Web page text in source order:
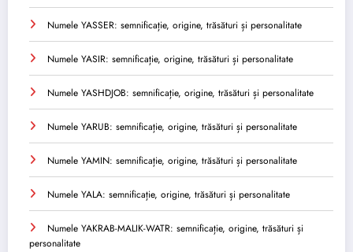
Numele YASSER: semnificație, origine, trăsături și personalitate
Numele YASIR: semnificație, origine, trăsături și personalitate
Numele YASHDJOB: semnificație, origine, trăsături și personalitate
Numele YARUB: semnificație, origine, trăsături și personalitate
Numele YAMIN: semnificație, origine, trăsături și personalitate
Numele YALA: semnificație, origine, trăsături și personalitate
Numele YAKRAB-MALIK-WATR: semnificație, origine, trăsături și
personalitate